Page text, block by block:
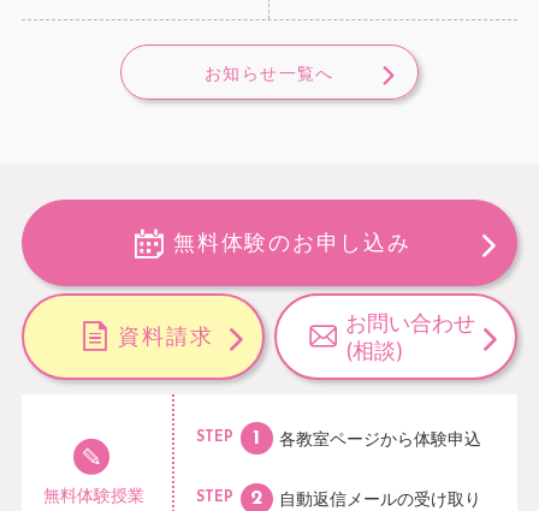
お知らせ一覧へ
無料体験のお申し込み
資料請求
お問い合わせ
(相談)
無料体験授業
STEP 各教室ページから体験申込
STEP 自動返信メールの受け取り